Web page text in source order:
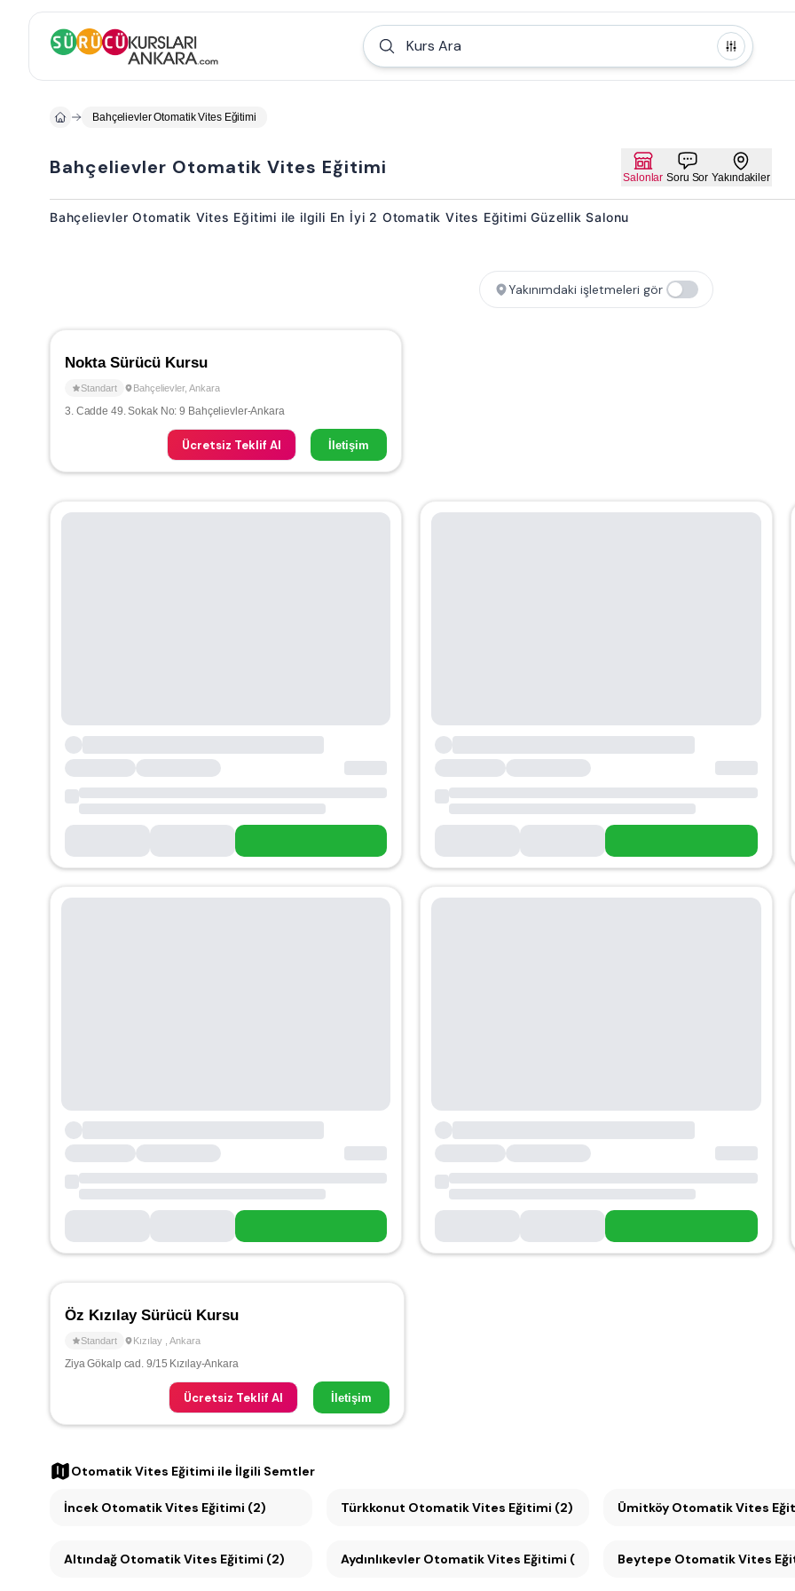
Kurs Ara
Bahçelievler Otomatik Vites Eğitimi
Bahçelievler Otomatik Vites Eğitimi Salonlar Soru Sor Yakındakiler
Bahçelievler Otomatik Vites Eğitimi ile ilgili En İyi 2 Otomatik Vites Eğitimi Güzellik Salonu
Yakınımdaki işletmeleri gör
Nokta Sürücü Kursu
Standart Bahçelievler, Ankara
3. Cadde 49. Sokak No: 9 Bahçelievler-Ankara
Ücretsiz Teklif Al İletişim
Öz Kızılay Sürücü Kursu
Standart Kızılay Ankara
Ziya Gökalp cad. 9/15 Kızılay-Ankara
Ücretsiz Teklif Al İletişim
Otomatik Vites Eğitimi ile İlgili Semtler
İncek Otomatik Vites Eğitimi (2) Türkkonut Otomatik Vites Eğitimi (2) Ümitköy Otomatik Vites
Altındağ Otomatik Vites Eğitimi (2) Aydınlıkevler Otomatik Vites Eğitimi (2) Beytepe Otomatik Vites